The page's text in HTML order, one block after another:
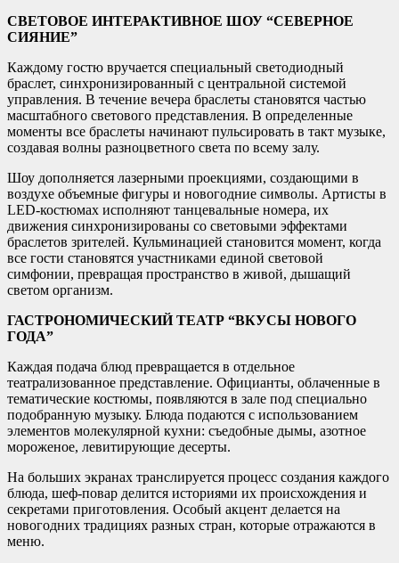
СВЕТОВОЕ ИНТЕРАКТИВНОЕ ШОУ “СЕВЕРНОЕ
СИЯНИЕ”
Каждому гостю вручается специальный светодиодный
браслет, синхронизированный с центральной системой
управления. В течение вечера браслеты становятся частью
масштабного светового представления. В определенные
моменты все браслеты начинают пульсировать в такт музыке,
создавая волны разноцветного света по всему залу.
Шоу дополняется лазерными проекциями, создающими в
воздухе объемные фигуры и новогодние символы. Артисты в
LED-костюмах исполняют танцевальные номера, их
движения синхронизированы со световыми эффектами
браслетов зрителей. Кульминацией становится момент, когда
все гости становятся участниками единой световой
симфонии, превращая пространство в живой, дышащий
светом организм.
ГАСТРОНОМИЧЕСКИЙ ТЕАТР “ВКУСЫ НОВОГО
ГОДА”
Каждая подача блюд превращается в отдельное
театрализованное представление. Официанты, облаченные в
тематические костюмы, появляются в зале под специально
подобранную музыку. Блюда подаются с использованием
элементов молекулярной кухни: съедобные дымы, азотное
мороженое, левитирующие десерты.
На больших экранах транслируется процесс создания каждого
блюда, шеф-повар делится историями их происхождения и
секретами приготовления. Особый акцент делается на
новогодних традициях разных стран, которые отражаются в
меню.